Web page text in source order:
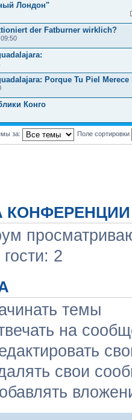
Лондон"
der Fatburner wirklich?
Porque Tu Piel Merece
Конго
за: Поле сортировки
КОНФЕРЕНЦИИ
2
темы
на
свои